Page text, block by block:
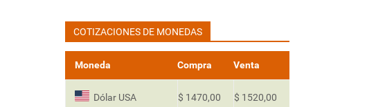
COTIZACIONES DE MONEDAS
Moneda Compra Venta
Dólar USA $ 1470,00 $ 1520,00